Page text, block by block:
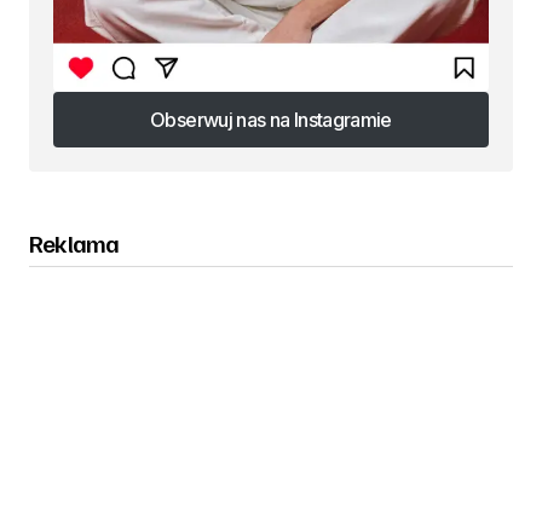
Obserwuj nas na Instagramie
Obserwuj nas na Instagramie
Reklama